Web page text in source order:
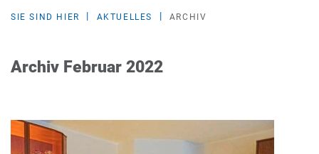
SIE SIND HIER AKTUELLES ARCHIV
Archiv Februar 2022